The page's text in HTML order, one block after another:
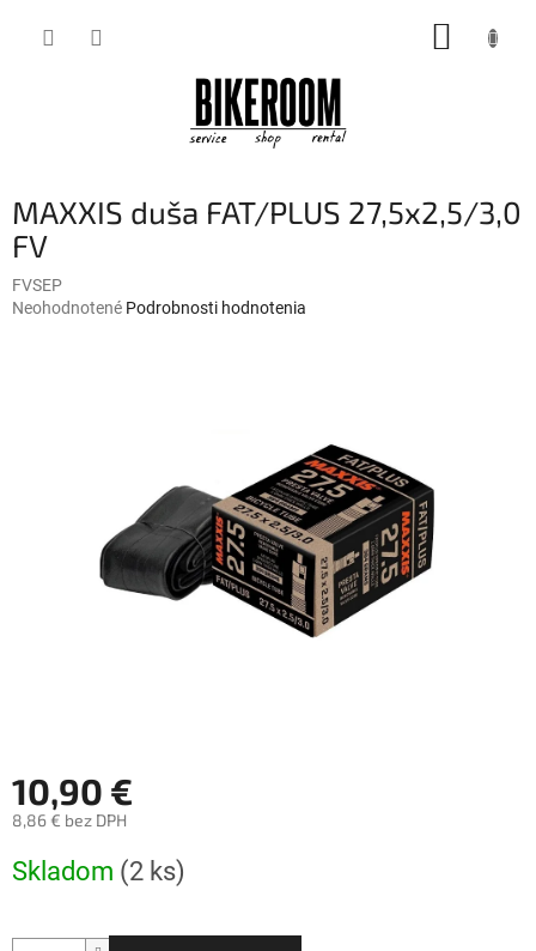
MAXXIS duša FAT/PLUS 27,5x2,5/3,0
FV
FVSEP
Priemerné
Neohodnotené Podrobnosti hodnotenia
10,90 €
8,86 € bez DPH
cena:
Skladom (2 ks)